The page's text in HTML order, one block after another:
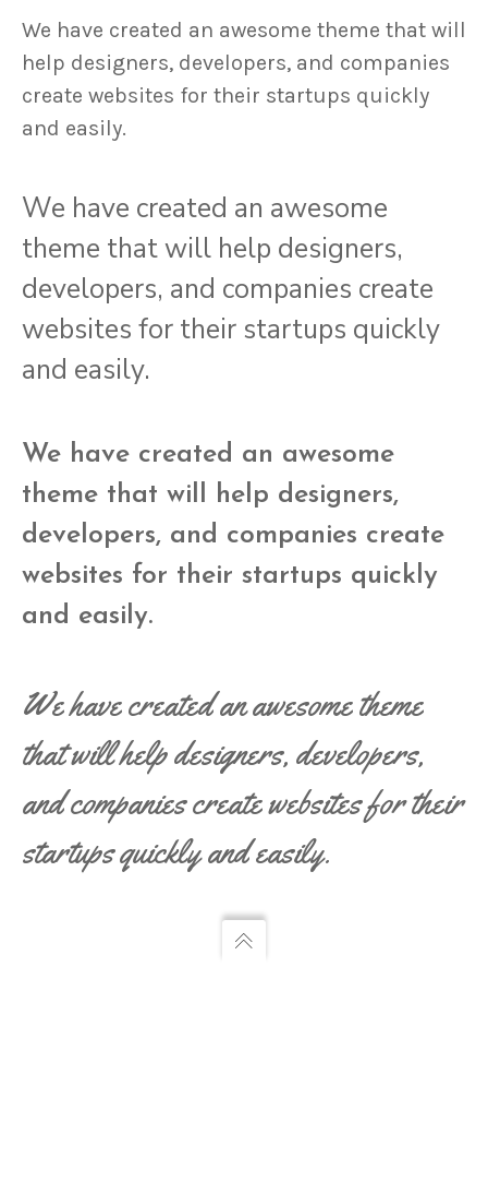
We have created an awesome theme that will
help designers, developers, and companies
create websites for their startups quickly
and easily.
We have created an awesome
theme that will help designers,
developers, and companies create
websites for their startups quickly
and easily.
We have created an awesome
theme that will help designers,
developers, and companies create
websites for their startups quickly
and easily.
We have created an awesome theme
that will help designers, developers,
and companies create websites for their
startups quickly and easily.